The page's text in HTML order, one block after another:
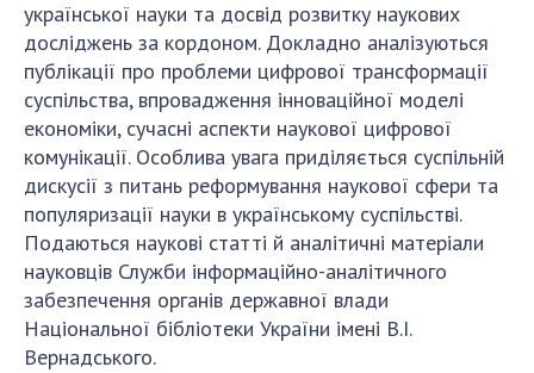
КОНТАКТИ
ПРОФСПІЛКА НАН УКРАЇНИ
КАБІНЕТ
української науки та досвід розвитку наукових
досліджень за кордоном. Докладно аналізуються
публікації про проблеми цифрової трансформації
суспільства, впровадження інноваційної моделі
економіки, сучасні аспекти наукової цифрової
комунікації. Особлива увага приділяється суспільній
дискусії з питань реформування наукової сфери та
популяризації науки в українському суспільстві.
Подаються наукові статті й аналітичні матеріали
науковців Служби інформаційно-аналітичного
забезпечення органів державної влади
Національної бібліотеки України імені В.І.
Вернадського.